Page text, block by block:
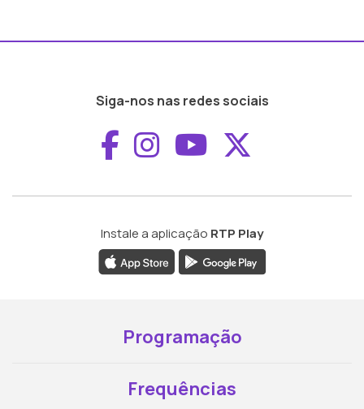
Siga-nos nas redes sociais
Aceder ao
Aceder ao
Aceder ao
Instale a aplicação RTP Play
Programação
Frequências